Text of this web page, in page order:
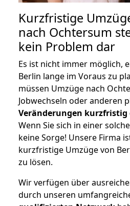
Kurzfristige
nach Ochtersum
kein Problem dar
Es ist nicht immer möglich,
Berlin lange im Voraus zu
müssen Umzüge nach
Jobwechseln oder anderen
Veränderungen
Wenn Sie sich in einer
keine Sorge! Unsere Firma
kurzfristige Umzüge von
zu lösen.
Wir verfügen über
durch unseren